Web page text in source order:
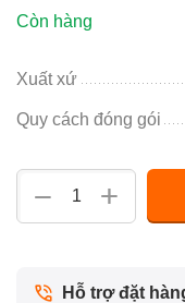
Còn hàng
Xuất xứ
Quy cách đóng gói
+
−
Hỗ trợ đặt